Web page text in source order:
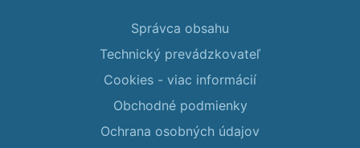
Správca obsahu
Technický prevádzkovateľ
Cookies - viac informácií
Obchodné podmienky
Ochrana osobných údajov